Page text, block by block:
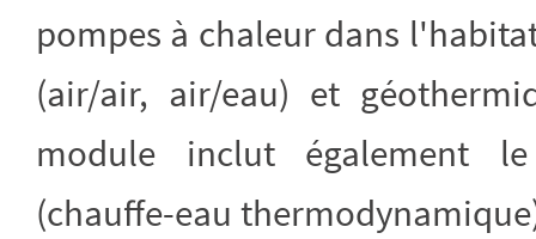
pompes à chaleur dans
(air/air, air/eau) et
module inclut également
(chauffe-eau